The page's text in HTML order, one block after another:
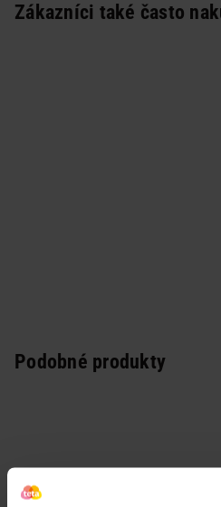
Zákazníci také často
Podobné produkty